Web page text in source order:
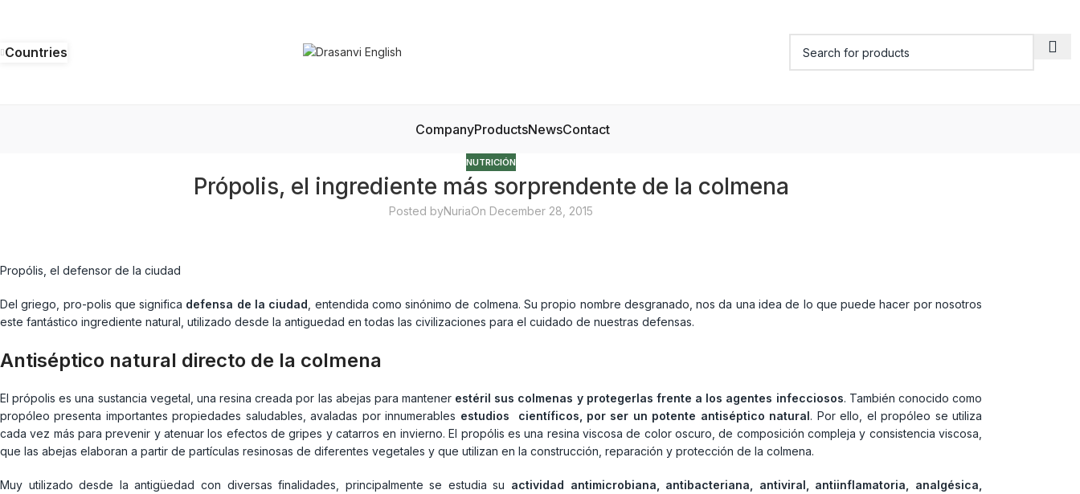
Countries
CompanyProductsNewsContact
NUTRICIÓN
Própolis, el ingrediente más sorprendente de la colmena
Posted byNuriaOn December 28, 2015
Propólis, el defensor de la ciudad
Del griego, pro-polis que significa defensa de la ciudad , entendida como sinónimo de colmena. Su propio nombre desgranado, nos da una idea de lo que puede hacer por nosotros
este fantástico ingrediente natural, utilizado desde la antiguedad en todas las civilizaciones para el cuidado de nuestras defensas.
Antiséptico natural directo de la colmena
El própolis es una sustancia vegetal, una resina creada por las abejas para mantener estéril sus colmenas y protegerlas frente a los agentes infecciosos. También conocido como
propóleo presenta importantes propiedades saludables, avaladas por innumerables estudios científicos, por ser un potente antiséptico natural. Por ello, el propóleo se utiliza
cada vez más para prevenir y atenuar los efectos de gripes y catarros en invierno. El propólis es una resina viscosa de color oscuro, de composición compleja y consistencia viscosa,
que las abejas elaboran a partir de partículas resinosas de diferentes vegetales y que utilizan en la construcción, reparación y protección de la colmena.
Muy utilizado desde la antigüedad con diversas finalidades, principalmente se estudia su actividad antimicrobiana, antibacteriana, antiviral, antiinflamatoria, analgésica,